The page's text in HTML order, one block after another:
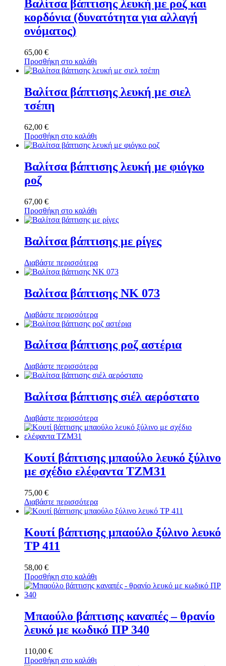
Βαλίτσα βάπτισης λευκή με ροζ και
κορδόνια (δυνατότητα για αλλαγή
ονόματος)
65,00 €
Προσθήκη στο καλάθι
Βαλίτσα βάπτισης λευκή με σιελ
τσέπη
62,00 €
Προσθήκη στο καλάθι
Βαλίτσα βάπτισης λευκή με φιόγκο
ροζ
67,00 €
Προσθήκη στο καλάθι
Βαλίτσα βάπτισης με ρίγες
Διαβάστε περισσότερα
Βαλίτσα βάπτισης ΝΚ 073
Διαβάστε περισσότερα
Βαλίτσα βάπτισης ροζ αστέρια
Διαβάστε περισσότερα
Βαλίτσα βάπτισης σιέλ αερόστατο
Διαβάστε περισσότερα
Κουτί βάπτισης μπαούλο λευκό ξύλινο
με σχέδιο ελέφαντα ΤΖΜ31
75,00 €
Διαβάστε περισσότερα
Κουτί βάπτισης μπαούλο ξύλινο λευκό
ΤΡ 411
58,00 €
Προσθήκη στο καλάθι
Μπαούλο βάπτισης καναπές – θρανίο
λευκό με κωδικό ΠΡ 340
110,00 €
Προσθήκη στο καλάθι